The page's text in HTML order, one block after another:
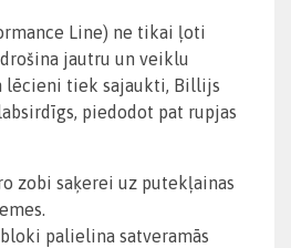
Line) ne tikai ļoti
jautru un veiklu
lēcieni tiek sajaukti, Billijs
piedodot pat rupjas
zobi saķerei uz putekļainas
palielina satveramās